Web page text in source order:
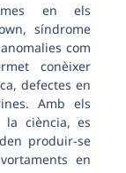
en els
síndrome
com
conèixer
defectes en
Amb els
la ciència, es
produir-se
en